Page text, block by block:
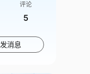
评论
5
发消息